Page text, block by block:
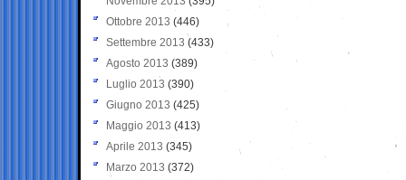
Ottobre 2013 (446)
Settembre 2013 (433)
Agosto 2013 (389)
Luglio 2013 (390)
Giugno 2013 (425)
Maggio 2013 (413)
Aprile 2013 (345)
Marzo 2013 (372)